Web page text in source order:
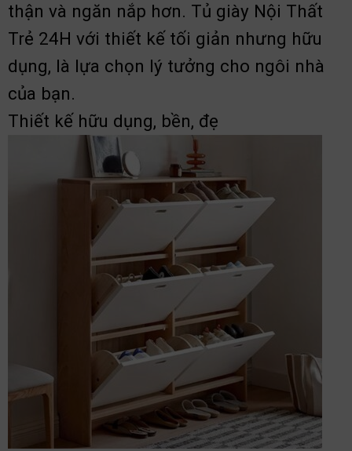
thận và ngăn nắp hơn. Tủ giày Nội Thất
Trẻ 24H với thiết kế tối giản nhưng hữu
dụng, là lựa chọn lý tưởng cho ngôi nhà
của bạn.
Thiết kế hữu dụng, bền, đẹ